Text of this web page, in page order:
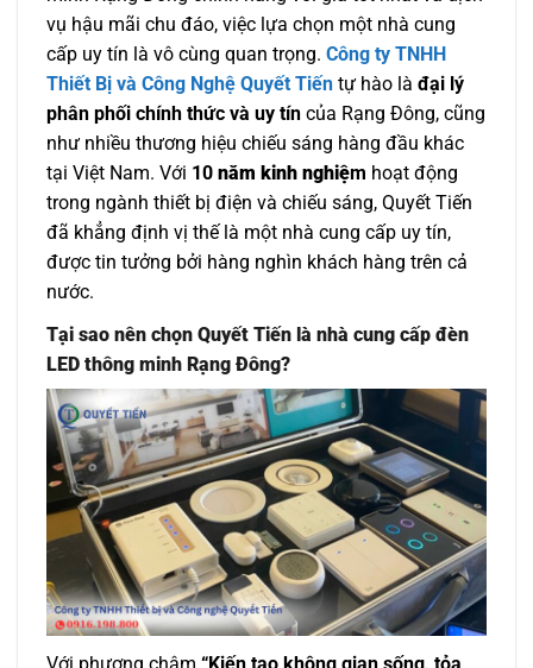
vụ hậu mãi chu đáo, việc lựa chọn một nhà cung
cấp uy tín là vô cùng quan trọng. Công ty TNHH
Thiết Bị và Công Nghệ Quyết Tiến tự hào là đại lý
phân phối chính thức và uy tín của Rạng Đông, cũng
như nhiều thương hiệu chiếu sáng hàng đầu khác
tại Việt Nam. Với 10 năm kinh nghiệm hoạt động
trong ngành thiết bị điện và chiếu sáng, Quyết Tiến
đã khẳng định vị thế là một nhà cung cấp uy tín,
được tin tưởng bởi hàng nghìn khách hàng trên cả
nước.
Tại sao nên chọn Quyết Tiến là nhà cung cấp đèn
LED thông minh Rạng Đông?